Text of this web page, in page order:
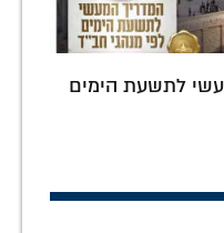
לתשעת הימים